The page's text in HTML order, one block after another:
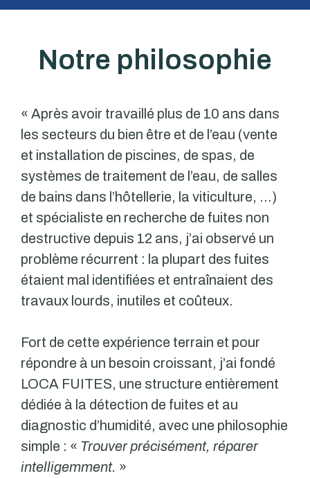
Notre philosophie
« Après avoir travaillé plus de 10 ans dans
les secteurs du bien être et de l’eau (vente
et installation de piscines, de spas, de
systèmes de traitement de l’eau, de salles
de bains dans l’hôtellerie, la viticulture, …)
et spécialiste en recherche de fuites non
destructive depuis 12 ans, j’ai observé un
problème récurrent : la plupart des fuites
étaient mal identifiées et entraînaient des
travaux lourds, inutiles et coûteux.
Fort de cette expérience terrain et pour
répondre à un besoin croissant, j’ai fondé
LOCA FUITES, une structure entièrement
dédiée à la détection de fuites et au
diagnostic d’humidité, avec une philosophie
simple : « Trouver précisément, réparer
intelligemment. »